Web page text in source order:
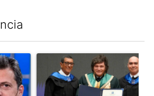
con el título "Los gobernadores
Un artículo de tendencia